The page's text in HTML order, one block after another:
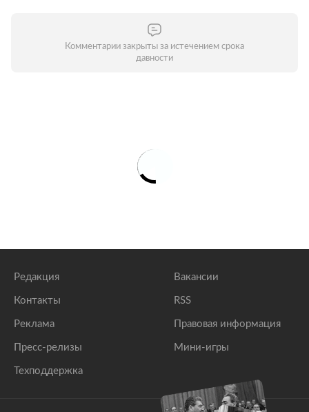
Комментарии закрыты за истечением срока
давности
Редакция
Контакты
Реклама
Пресс-релизы
Техподдержка
Вакансии
RSS
Правовая информация
Мини-игры